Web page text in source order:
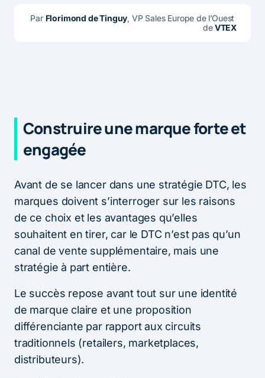
Par Florimond de Tinguy, VP Sales Europe de l’Ouest
de VTEX
Construire une marque forte et
engagée
Avant de se lancer dans une stratégie DTC, les
marques doivent s’interroger sur les raisons
de ce choix et les avantages qu’elles
souhaitent en tirer, car le DTC n’est pas qu’un
canal de vente supplémentaire, mais une
stratégie à part entière.
Le succès repose avant tout sur une identité
de marque claire et une proposition
différenciante par rapport aux circuits
traditionnels (retailers, marketplaces,
distributeurs).